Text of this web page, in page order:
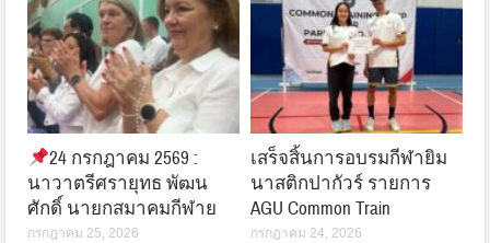
24 กรกฎาคม 2569 :
นาวาตรีศรายุทธ พัฒน
ศักดิ์ นายกสมาคมกีฬาย
กรกฎาคม 25, 2026
เสร็จสิ้นการอบรมกีฬายิม
นาสติกปากัวร์ รายการ
AGU Common Train
กรกฎาคม 24, 2026